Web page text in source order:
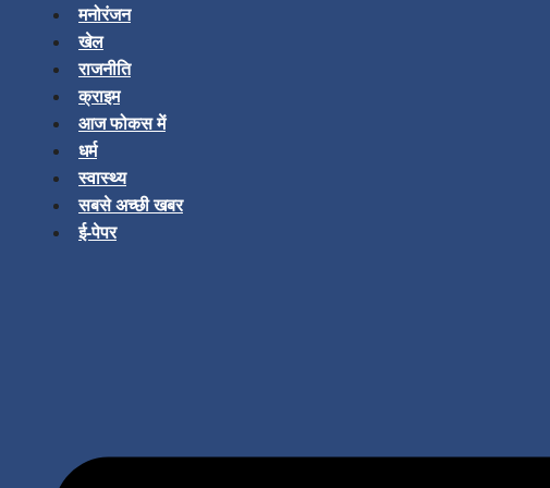
मनोरंजन
खेल
राजनीति
क्राइम
आज फोकस में
धर्म
स्वास्थ्य
सबसे अच्छी खबर
ई-पेपर